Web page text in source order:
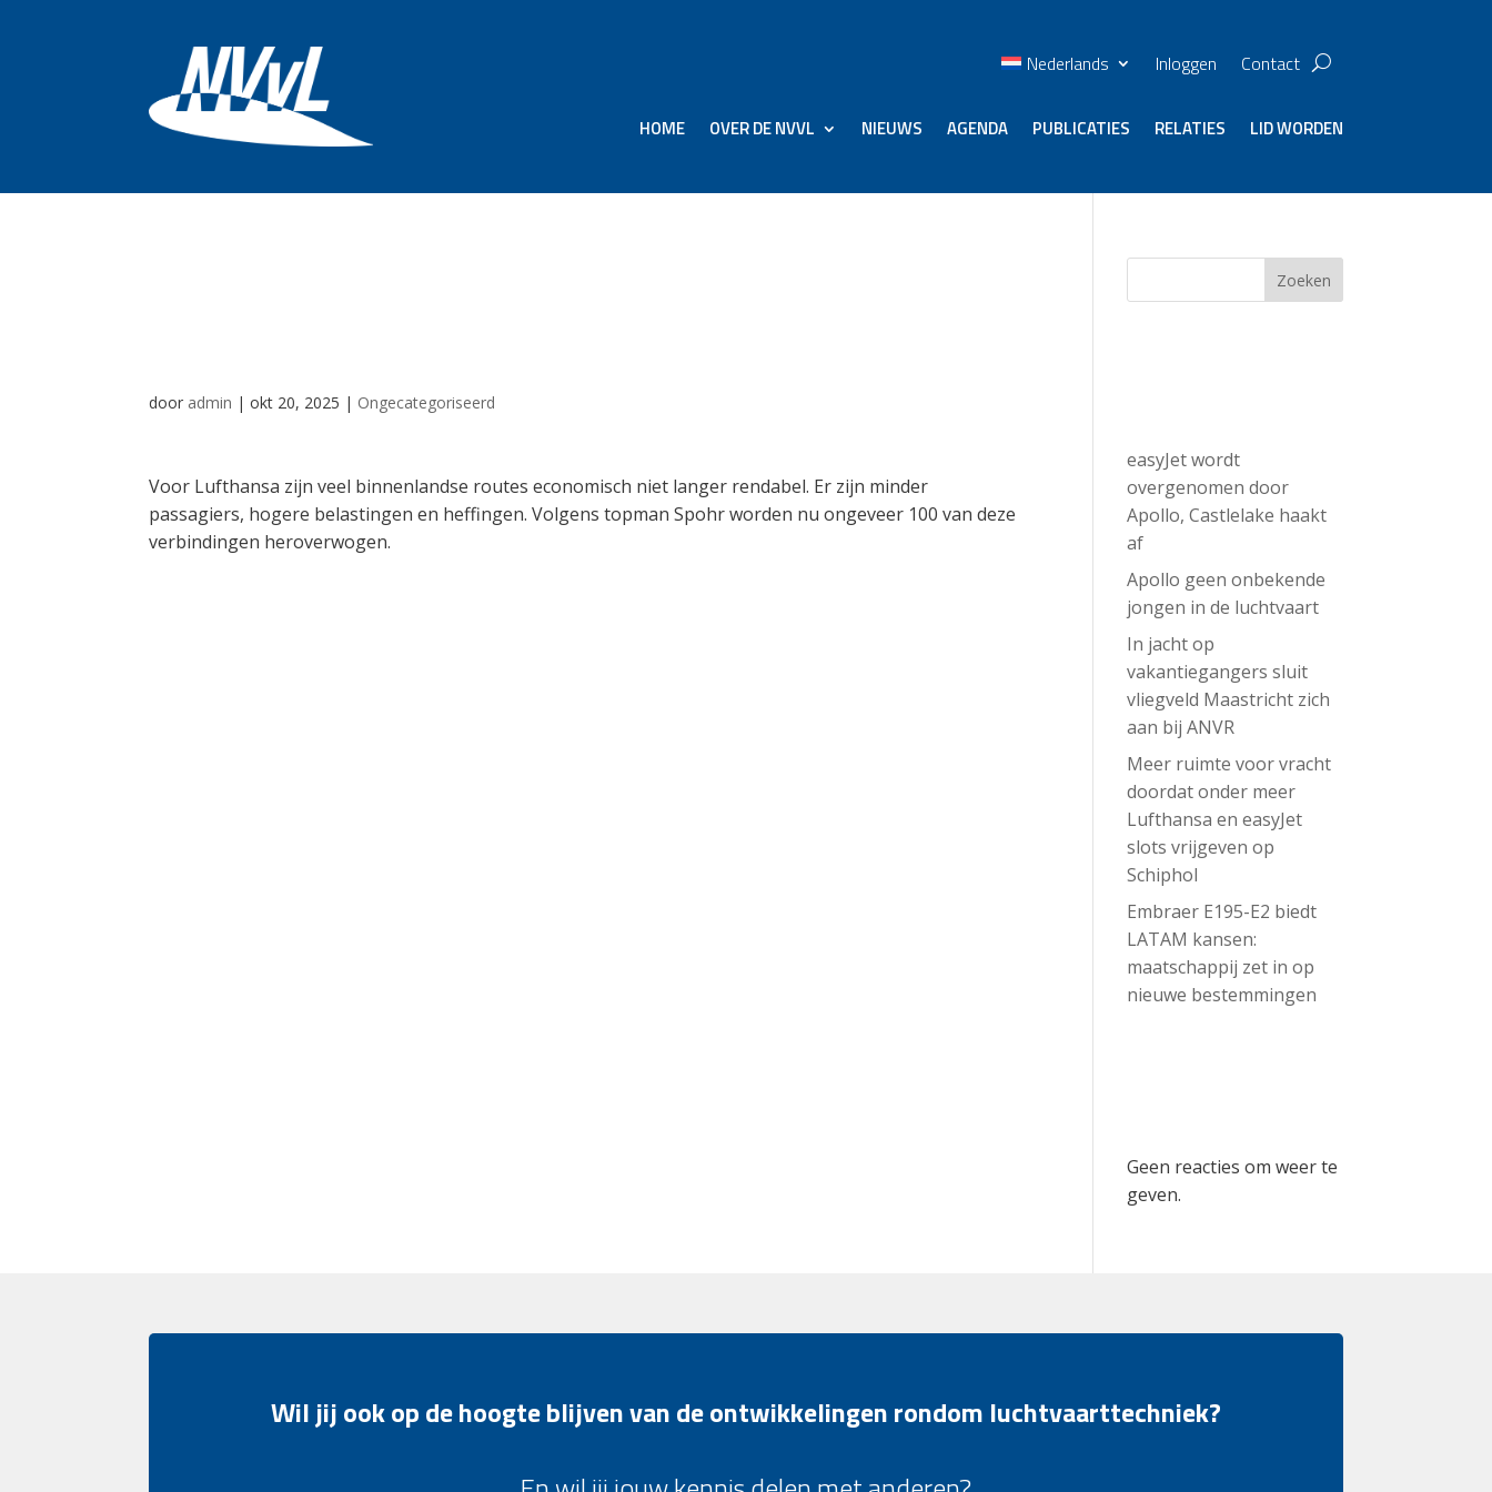
Nederlands Inloggen Contact
HOME OVER DE NVVL NIEUWS AGENDA PUBLICATIES RELATIES LID WORDEN
door admin |okt 20, 2025 | Ongecategoriseerd
Voor Lufthansa zijn veel binnenlandse routes economisch niet langer rendabel. Er zijn minder
passagiers, hogere belastingen en heffingen. Volgens topman Spohr worden nu ongeveer 100 van deze
verbindingen heroverwogen.
Zoeken
easyJet wordt
overgenomen door
Apollo, Castlelake haakt
af
Apollo geen onbekende
jongen in de luchtvaart
In jacht op
vakantiegangers sluit
vliegveld Maastricht zich
aan bij ANVR
Meer ruimte voor vracht
doordat onder meer
Lufthansa en easyJet
slots vrijgeven op
Schiphol
Embraer E195-E2 biedt
LATAM kansen:
maatschappij zet in op
nieuwe bestemmingen
Geen reacties om weer te
geven.
Wil jij ook op de hoogte blijven van de ontwikkelingen rondom luchtvaarttechniek?